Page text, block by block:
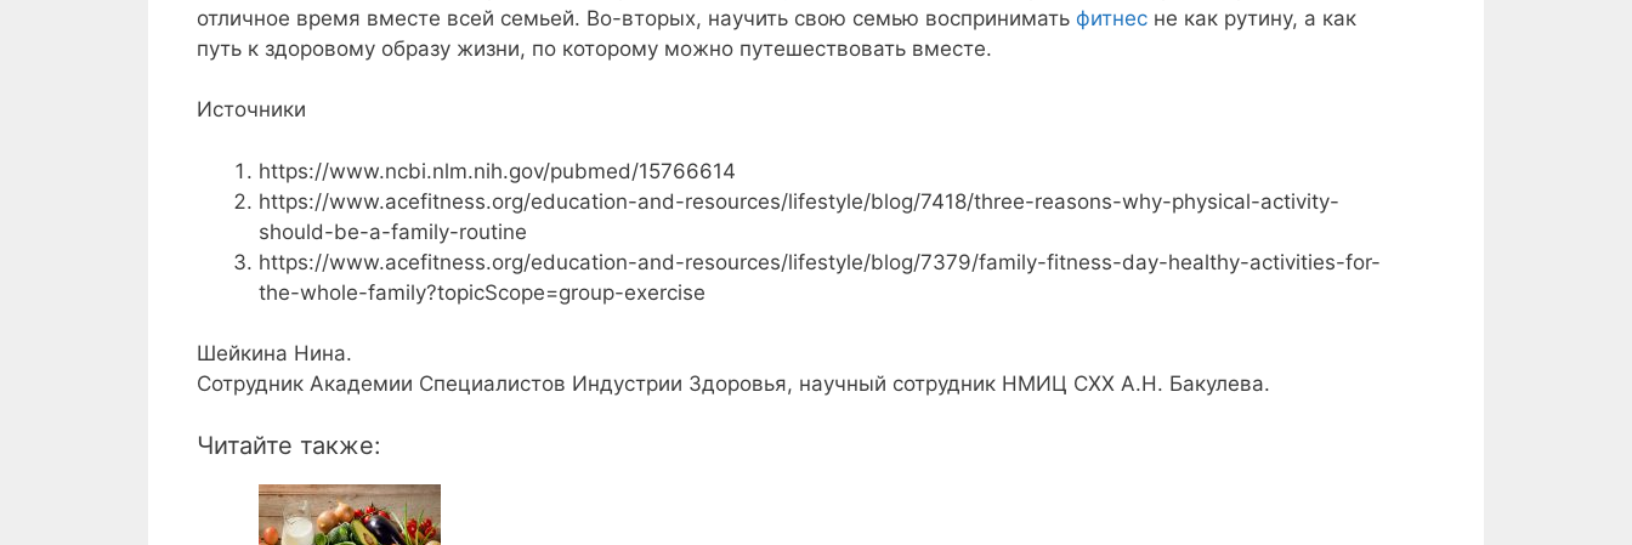
отличное время вместе всей семьей. Во-вторых, научить свою семью воспринимать фитнес не как рутину, а как
путь к здоровому образу жизни, по которому можно путешествовать вместе.
Источники
https://www.ncbi.nlm.nih.gov/pubmed/15766614
https://www.acefitness.org/education-and-resources/lifestyle/blog/7418/three-reasons-why-physical-activity-
should-be-a-family-routine
https://www.acefitness.org/education-and-resources/lifestyle/blog/7379/family-fitness-day-healthy-activities-for-
the-whole-family?topicScope=group-exercise
Шейкина Нина.
Сотрудник Академии Специалистов Индустрии Здоровья, научный сотрудник НМИЦ СХХ А.Н. Бакулева.
Читайте также: